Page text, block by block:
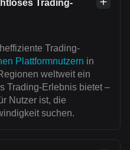
Trading-
Trading-
Plattformnutzern in
weltweit ein
Trading-Erlebnis bietet –
Nutzer ist, die
suchen.